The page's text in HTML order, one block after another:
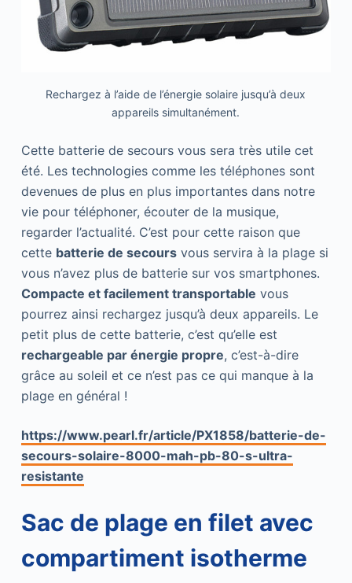
Rechargez à l’aide de l’énergie solaire jusqu’à deux
appareils simultanément.
Cette batterie de secours vous sera très utile cet
été. Les technologies comme les téléphones sont
devenues de plus en plus importantes dans notre
vie pour téléphoner, écouter de la musique,
regarder l’actualité. C’est pour cette raison que
cette batterie de secoursvous servira à la plage si
vous n’avez plus de batterie sur vos smartphones.
Compacte et facilement transportable vous
pourrez ainsi rechargez jusqu’à deux appareils. Le
petit plus de cette batterie, c’est qu’elle est
rechargeable par énergie propre, c’est-à-dire
grâce au soleil et ce n’est pas ce qui manque à la
plage en général !
https://www.pearl.fr/article/PX1858/batterie-de-
secours-solaire-8000-mah-pb-80-s-ultra-
resistante
Sac de plage en filet avec
compartiment isotherme